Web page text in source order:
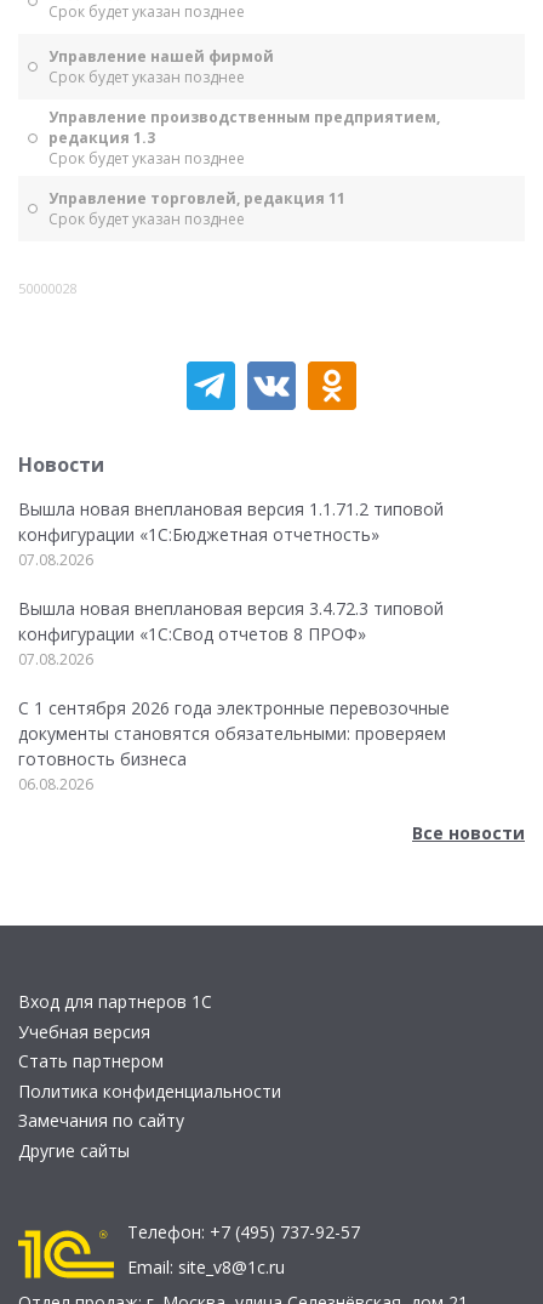
Срок будет указан позднее
Управление нашей фирмой
Срок будет указан позднее
Управление производственным предприятием,
редакция 1.3
Срок будет указан позднее
Управление торговлей, редакция 11
Срок будет указан позднее
50000028
Новости
Вышла новая внеплановая версия 1.1.71.2 типовой
конфигурации «1C:Бюджетная отчетность»
07.08.2026
Вышла новая внеплановая версия 3.4.72.3 типовой
конфигурации «1C:Свод отчетов 8 ПРОФ»
07.08.2026
С 1 сентября 2026 года электронные перевозочные
документы становятся обязательными: проверяем
готовность бизнеса
06.08.2026
Все новости
Вход для партнеров 1С
Учебная версия
Стать партнером
Политика конфиденциальности
Замечания по сайту
Другие сайты
Телефон: +7 (495) 737-92-57
Email: site_v8@1c.ru